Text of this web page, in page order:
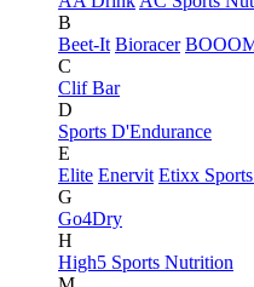
B
Beet-It Bioracer
C
Clif Bar
D
Sports D'Endurance
E
Elite Enervit Etixx
G
Go4Dry
H
High5 Sports Nutrition